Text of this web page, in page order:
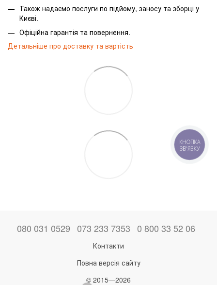
Також надаємо послуги по підйому, заносу та зборці у
Києві.
Офіційна гарантія та повернення.
Детальніше про доставку та вартість
080 031 0529 073 233 7353 0 800 33 52 06
Контакти
Повна версія сайту
© 2015—2026
КНОПКА
ЗВ'ЯЗКУ